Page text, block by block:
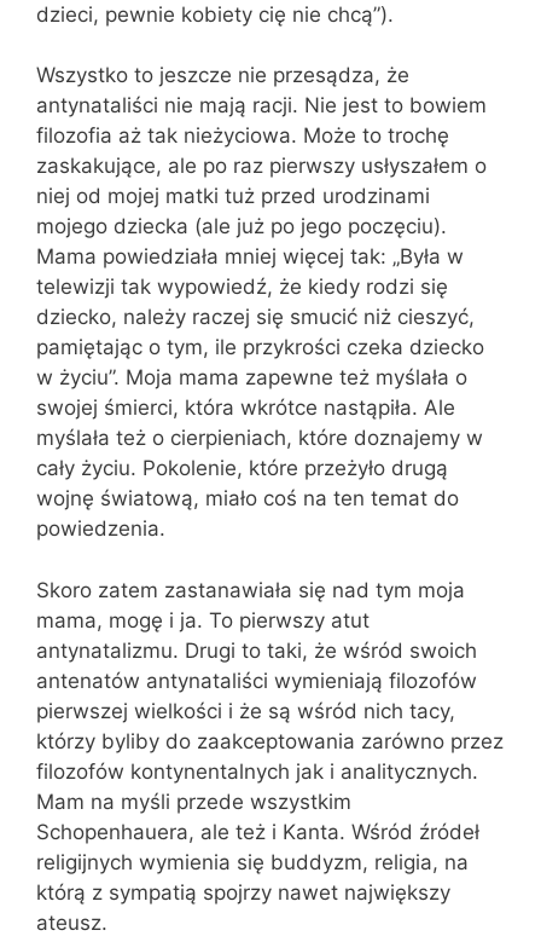
dzieci, pewnie kobiety cię nie chcą”).
Wszystko to jeszcze nie przesądza, że
antynataliści nie mają racji. Nie jest to bowiem
filozofia aż tak nieżyciowa. Może to trochę
zaskakujące, ale po raz pierwszy usłyszałem o
niej od mojej matki tuż przed urodzinami
mojego dziecka (ale już po jego poczęciu).
Mama powiedziała mniej więcej tak: „Była w
telewizji tak wypowiedź, że kiedy rodzi się
dziecko, należy raczej się smucić niż cieszyć,
pamiętając o tym, ile przykrości czeka dziecko
w życiu”. Moja mama zapewne też myślała o
swojej śmierci, która wkrótce nastąpiła. Ale
myślała też o cierpieniach, które doznajemy w
cały życiu. Pokolenie, które przeżyło drugą
wojnę światową, miało coś na ten temat do
powiedzenia.
Skoro zatem zastanawiała się nad tym moja
mama, mogę i ja. To pierwszy atut
antynatalizmu. Drugi to taki, że wśród swoich
antenatów antynataliści wymieniają filozofów
pierwszej wielkości i że są wśród nich tacy,
którzy byliby do zaakceptowania zarówno przez
filozofów kontynentalnych jak i analitycznych.
Mam na myśli przede wszystkim
Schopenhauera, ale też i Kanta. Wśród źródeł
religijnych wymienia się buddyzm, religia, na
którą z sympatią spojrzy nawet największy
ateusz.